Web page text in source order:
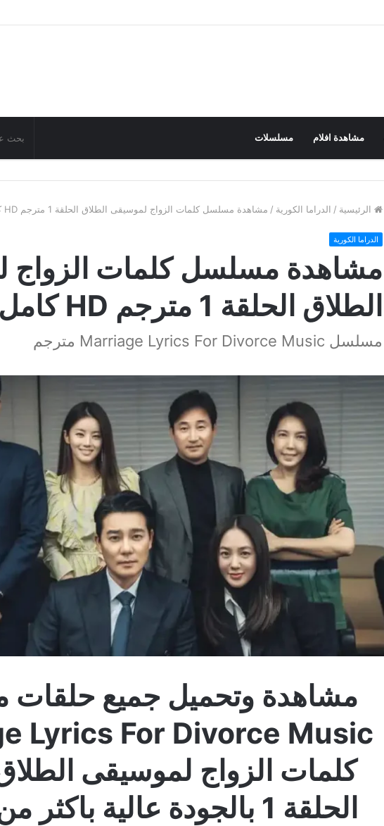
مشاهدة افلام مسلسلات
الرئيسية / الدراما الكورية / مشاهدة مسلسل كلمات الزواج لموسيقى الطلاق الحلقة 1 مترجم HD كامل الحلقات
الدراما الكورية
مشاهدة مسلسل كلمات الزواج
الطلاق الحلقة 1 مترجم HD كامل الحلقات
مسلسل Marriage Lyrics For Divorce Music مترجم
مشاهدة وتحميل جميع
Lyrics For Divorce Music
كلمات الزواج لموسيقى
الحلقة 1 بالجودة عالية